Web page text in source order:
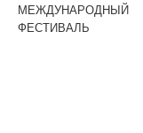
МЕЖДУНАРОДНЫЙ
ФЕСТИВАЛЬ